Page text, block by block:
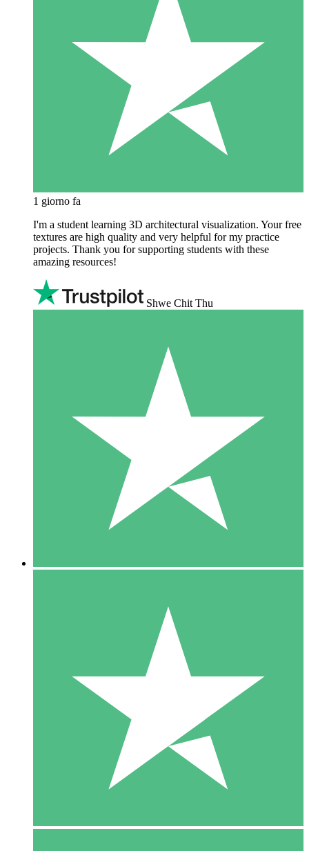
1 giorno fa
I'm a student learning 3D architectural visualization. Your free
textures are high quality and very helpful for my practice
projects. Thank you for supporting students with these
amazing resources!
Shwe Chit Thu